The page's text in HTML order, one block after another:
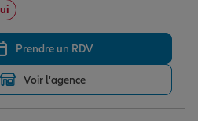
Prendre un RDV
Voir l'agence